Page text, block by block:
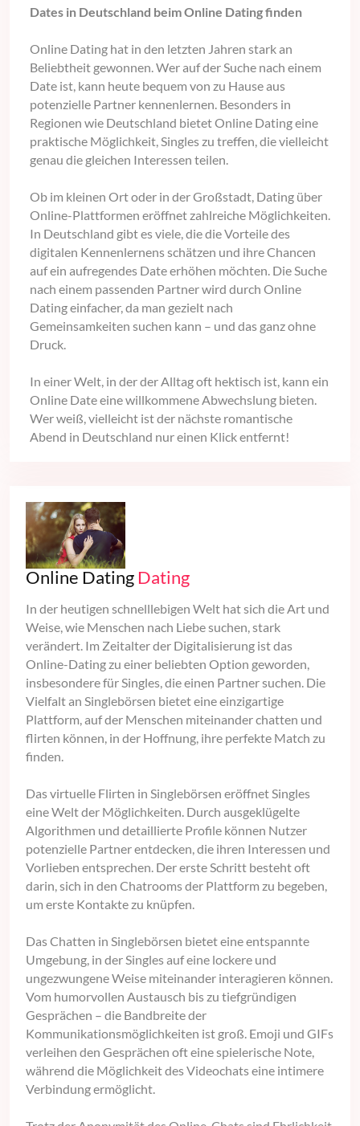
Dates in Deutschland beim Online Dating finden
Online Dating hat in den letzten Jahren stark an
Beliebtheit gewonnen. Wer auf der Suche nach einem
Date ist, kann heute bequem von zu Hause aus
potenzielle Partner kennenlernen. Besonders in
Regionen wie Deutschland bietet Online Dating eine
praktische Möglichkeit, Singles zu treffen, die vielleicht
genau die gleichen Interessen teilen.
Ob im kleinen Ort oder in der Großstadt, Dating über
Online-Plattformen eröffnet zahlreiche Möglichkeiten.
In Deutschland gibt es viele, die die Vorteile des
digitalen Kennenlernens schätzen und ihre Chancen
auf ein aufregendes Date erhöhen möchten. Die Suche
nach einem passenden Partner wird durch Online
Dating einfacher, da man gezielt nach
Gemeinsamkeiten suchen kann – und das ganz ohne
Druck.
In einer Welt, in der der Alltag oft hektisch ist, kann ein
Online Date eine willkommene Abwechslung bieten.
Wer weiß, vielleicht ist der nächste romantische
Abend in Deutschland nur einen Klick entfernt!
Online Dating Dating
In der heutigen schnelllebigen Welt hat sich die Art und
Weise, wie Menschen nach Liebe suchen, stark
verändert. Im Zeitalter der Digitalisierung ist das
Online-Dating zu einer beliebten Option geworden,
insbesondere für Singles, die einen Partner suchen. Die
Vielfalt an Singlebörsen bietet eine einzigartige
Plattform, auf der Menschen miteinander chatten und
flirten können, in der Hoffnung, ihre perfekte Match zu
finden.
Das virtuelle Flirten in Singlebörsen eröffnet Singles
eine Welt der Möglichkeiten. Durch ausgeklügelte
Algorithmen und detaillierte Profile können Nutzer
potenzielle Partner entdecken, die ihren Interessen und
Vorlieben entsprechen. Der erste Schritt besteht oft
darin, sich in den Chatrooms der Plattform zu begeben,
um erste Kontakte zu knüpfen.
Das Chatten in Singlebörsen bietet eine entspannte
Umgebung, in der Singles auf eine lockere und
ungezwungene Weise miteinander interagieren können.
Vom humorvollen Austausch bis zu tiefgründigen
Gesprächen – die Bandbreite der
Kommunikationsmöglichkeiten ist groß. Emoji und GIFs
verleihen den Gesprächen oft eine spielerische Note,
während die Möglichkeit des Videochats eine intimere
Verbindung ermöglicht.